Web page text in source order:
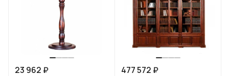
23 962 ₽
477 572 ₽